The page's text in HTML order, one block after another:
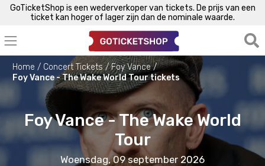
GoTicketShop is een wederverkoper van tickets. De prijs van een
ticket kan hoger of lager zijn dan de nominale waarde.
Home Concert Tickets
Foy Vance
Foy Vance - The Wake World Tour tickets
Foy Vance - The Wake World
Tour
Woensdag, 09 september 2026